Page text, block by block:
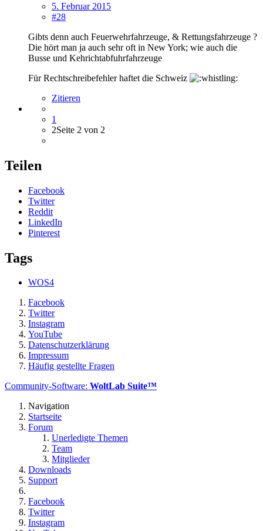
5. Februar 2015
#28
Gibts denn auch Feuerwehrfahrzeuge, & Rettungsfahrzeuge ?
Die hört man ja auch sehr oft in New York; wie auch die
Busse und Kehrichtabfuhrfahrzeuge
Für Rechtschreibefehler haftet die Schweiz
Zitieren
1
2Seite 2 von 2
Teilen
Facebook
Twitter
Reddit
LinkedIn
Pinterest
Tags
WOS4
Facebook
Twitter
Instagram
YouTube
Datenschutzerklärung
Impressum
Häufig gestellte Fragen
Community-Software: WoltLab Suite™
Navigation
Startseite
Forum
Unerledigte Themen
Team
Mitglieder
Downloads
Support
Facebook
Twitter
Instagram